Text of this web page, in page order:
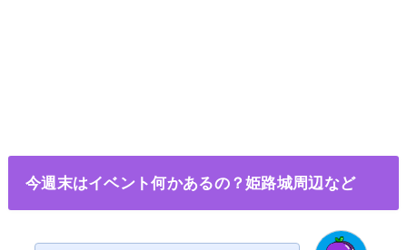
今週末はイベント何かあるの？姫路城周辺など